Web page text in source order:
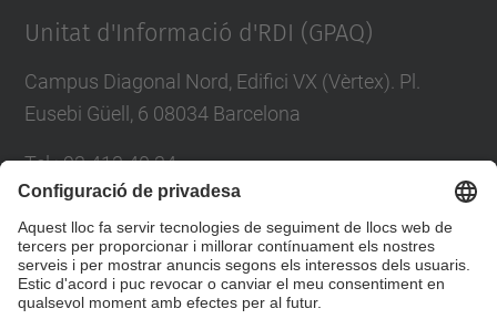
Unitat d'Informació d'RDI (GPAQ)
Campus Diagonal Nord, Edifici VX (Vèrtex). Pl.
Eusebi Güell, 6 08034 Barcelona
Tel.:93 413 40 34
Directori UPC
Formulari de contacte